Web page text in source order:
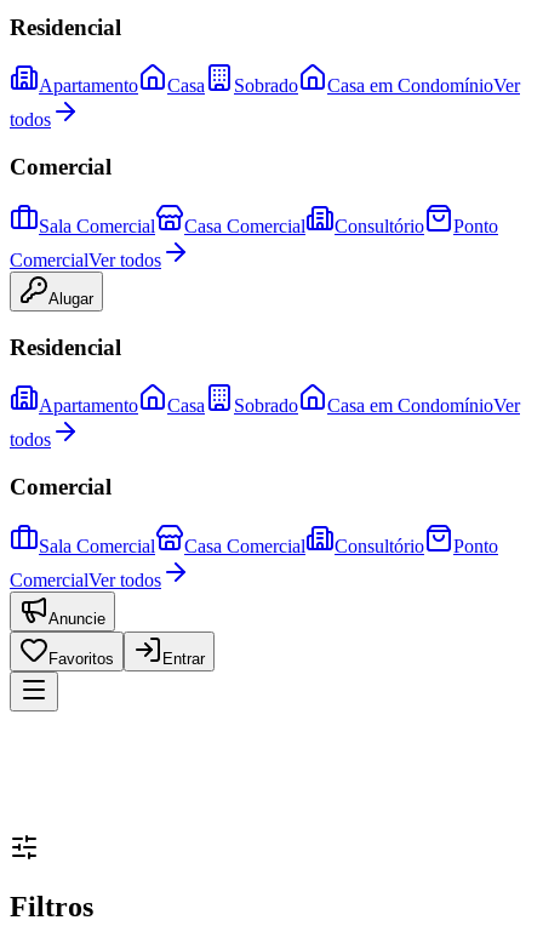
Residencial
Apartamento Casa Sobrado Casa em CondomínioVer
todos
Comercial
Sala Comercial Casa Comercial Consultório
Ponto
ComercialVer todos
Alugar
Residencial
Apartamento Casa Sobrado Casa em CondomínioVer
todos
Comercial
Sala Comercial Casa Comercial Consultório
Ponto
ComercialVer todos
Anuncie
Favoritos Entrar
Filtros